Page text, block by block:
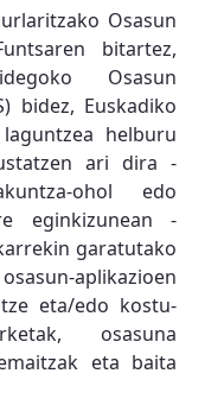
Osasun
bitartez,
Osasun
bidez, Euskadiko
helburu
ari dira -
ohol edo
eginkizunean -
garatutako
aplikazioen
eta/edo kostu-
osasuna
eta baita